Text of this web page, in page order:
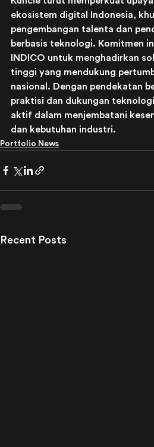
ekosistem digital Indonesia,
pengembangan talenta dan
berbasis teknologi. Komitmen
INDICO untuk menghadirkan
tinggi yang mendukung
nasional. Dengan pendekatan
praktisi dan dukungan
aktif dalam menjembatani
dan kebutuhan industri.
Portfolio News
Recent Posts